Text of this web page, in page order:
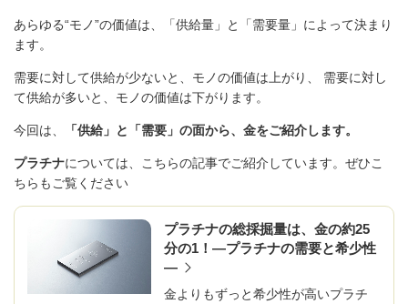
あらゆる“モノ”の価値は、「供給量」と「需要量」によって決まり
ます。
需要に対して供給が少ないと、モノの価値は上がり、 需要に対し
て供給が多いと、モノの価値は下がります。
今回は、 「供給」と「需要」の面から、金をご紹介します。
プラチナについては、こちらの記事でご紹介しています。ぜひこ
ちらもご覧ください
プラチナの総採掘量は、金の約25
分の1！―プラチナの需要と希少性
―
金よりもずっと希少性が高いプラチ